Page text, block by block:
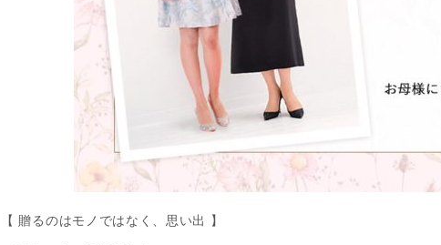
【 贈るのはモノではなく、思い出 】